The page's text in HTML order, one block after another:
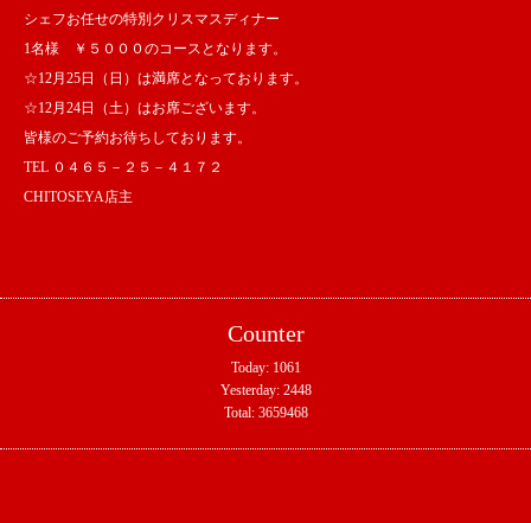
シェフお任せの特別クリスマスディナー
1名様 ￥５０００のコースとなります。
☆12月25日（日）は満席となっております。
☆12月24日（土）はお席ございます。
皆様のご予約お待ちしております。
TEL ０４６５－２５－４１７２
CHITOSEYA店主
Counter
Today: 1061
Yesterday: 2448
Total: 3659468